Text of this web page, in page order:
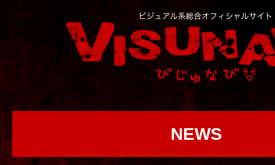
NEWS